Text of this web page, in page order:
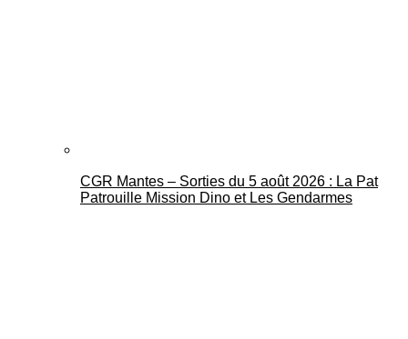
CGR Mantes – Sorties du 5 août 2026 : La Pat
Patrouille Mission Dino et Les Gendarmes